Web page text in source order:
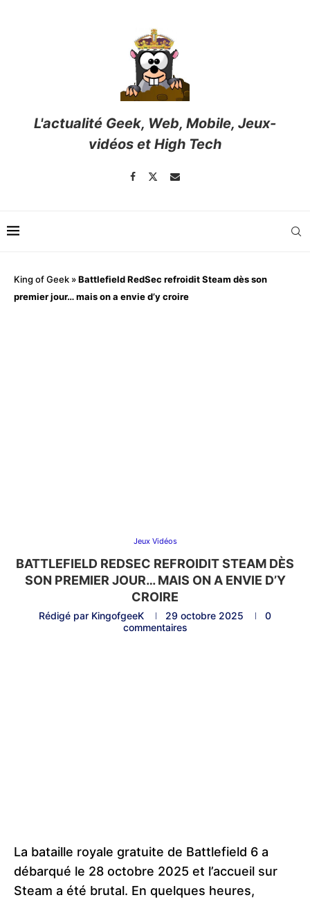
L'actualité Geek, Web, Mobile, Jeux-
vidéos et High Tech
King of Geek »Battlefield RedSec refroidit Steam dès son
premier jour… mais on a envie d’y croire
Jeux Vidéos
BATTLEFIELD REDSEC REFROIDIT STEAM DÈS
SON PREMIER JOUR… MAIS ON A ENVIE D’Y
CROIRE
Rédigé par KingofgeeK 29 octobre 2025
0
commentaires
La bataille royale gratuite de Battlefield 6 a
débarqué le 28 octobre 2025 et l’accueil sur
Steam a été brutal. En quelques heures,